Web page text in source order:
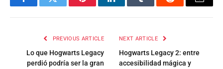
FacebookTwitter PinterestLinkedInTumblr Reddit Email
PREVIOUS ARTICLE
Lo que Hogwarts Legacy
perdió podría ser la gran
NEXT ARTICLE
Hogwarts Legacy 2: entre
accesibilidad mágica y